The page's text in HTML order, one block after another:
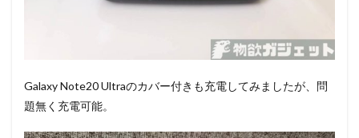
Galaxy Note20 Ultraのカバー付きも充電してみましたが、問
題無く充電可能。